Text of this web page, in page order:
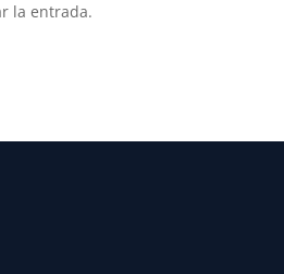
la entrada.